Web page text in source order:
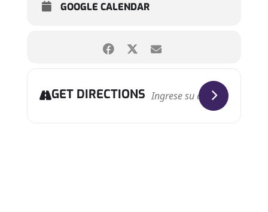
GOOGLE CALENDAR
GET DIRECTIONS